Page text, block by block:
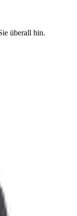
überall hin.